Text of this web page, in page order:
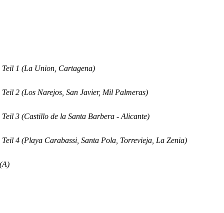
1 (La Union, Cartagena)
2 (Los Narejos, San Javier, Mil Palmeras)
3 (Castillo de la Santa Barbera - Alicante)
4 (Playa Carabassi, Santa Pola, Torrevieja, La Zenia)